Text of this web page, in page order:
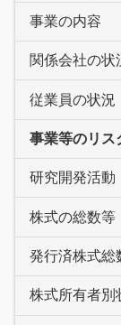
事業の内容
関係会社の状
従業員の状況
事業等のリス
研究開発活動
株式の総数等
発行済株式総
株式所有者別